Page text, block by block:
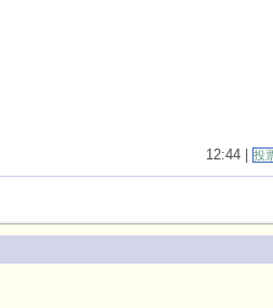
12:44 | 投